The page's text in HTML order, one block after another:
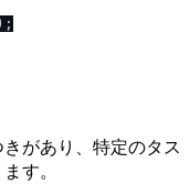
があり、特定のタス
す。